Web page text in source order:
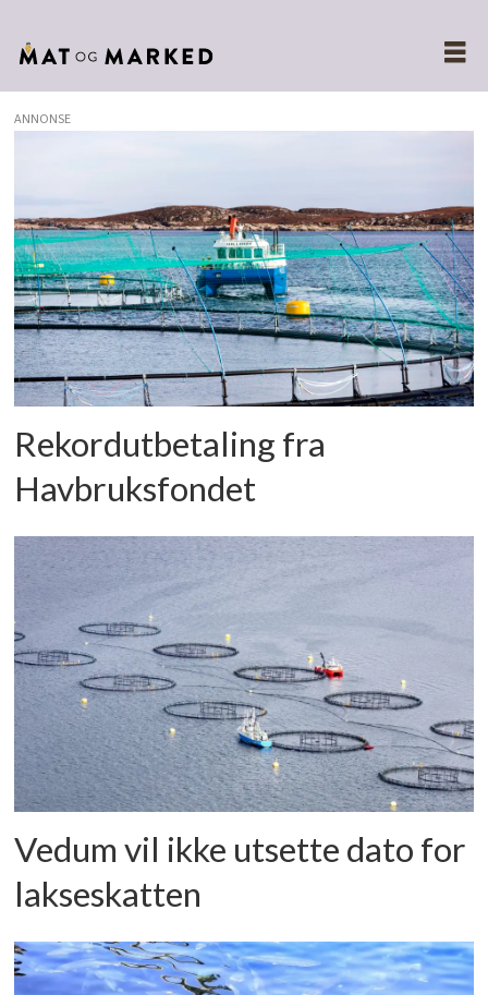
lakseskatt
ANNONSE
Rekordutbetaling fra
Havbruksfondet
Vedum vil ikke utsette dato for
lakseskatten